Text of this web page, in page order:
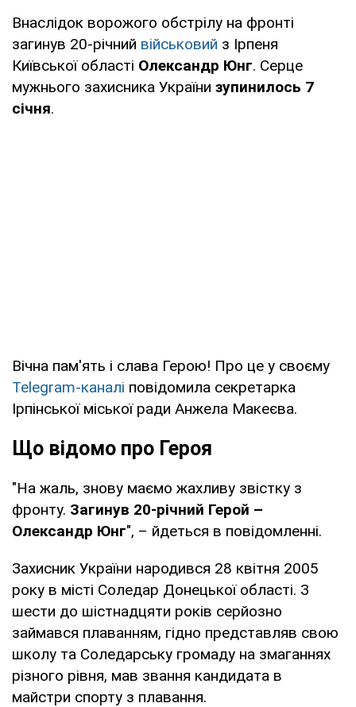
Внаслідок ворожого обстрілу на фронті
загинув 20-річний військовий з Ірпеня
Київської області Олександр Юнг. Серце
мужнього захисника України зупинилось 7
січня.
Вічна пам'ять і слава Герою! Про це у своєму
Telegram-каналі повідомила секретарка
Ірпінської міської ради Анжела Макеєва.
Що відомо про Героя
"На жаль, знову маємо жахливу звістку з
фронту. Загинув 20-річний Герой –
Олександр Юнг", – йдеться в повідомленні.
Захисник України народився 28 квітня 2005
року в місті Соледар Донецької області. З
шести до шістнадцяти років серйозно
займався плаванням, гідно представляв свою
школу та Соледарську громаду на змаганнях
різного рівня, мав звання кандидата в
майстри спорту з плавання.